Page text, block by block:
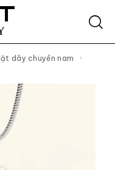
Mặt dây chuyền nam